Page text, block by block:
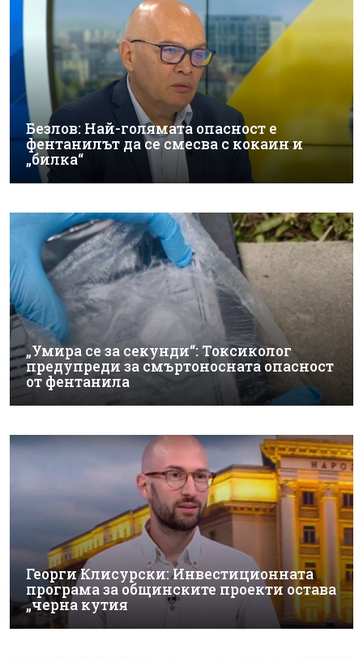
Безлов: Най-голямата опасност е
фентанилът да се смесва с кокаин и
„билка“
„Умира се за секунди“: Токсиколог
предупреди за смъртоносната опасност
от фентанила
Георги Клисурски: Инвестиционната
програма за общинските проекти остава
„черна кутия